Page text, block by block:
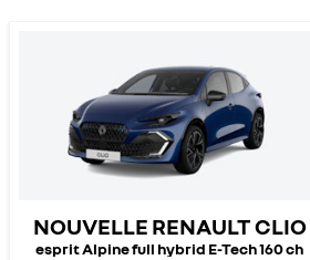
NOUVELLE RENAULT CLIO
esprit Alpine full hybrid E-Tech 160 ch